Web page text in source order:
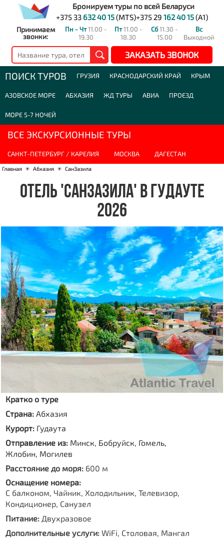
Бронируем туры по всей Беларуси
+375 33 632 40 15(MTS)+375 29 162 40 15(A1)
Принимаем
звонки:
Пн - Чт11.00 -
19.30
Пт11.00 -
18.30
Сб11.30 -
15.00
Вс
Выходной
ЗАКАЗАТЬ ЗВОНОК
ПОИСК ТУРОВ ГРУЗИЯ КРАСНОДАРСКИЙ КРАЙ КРЫМ
АЗОВСКОЕ МОРЕ АБХАЗИЯ ЖД ТУРЫ АВИА ПРОЕЗД
МОРЕ 5-7 НОЧЕЙ
ВСЕ ЭКСКУРСИОННЫЕ ТУРЫ
САНКТ-ПЕТЕРБУРГ / КАРЕЛИЯ МОСКВА ДАГЕСТАН
Главная ☀ Абхазия ☀ СанЗазила
ОТЕЛЬ 'САНЗАЗИЛА' В ГУДАУТЕ
2026
Кратко о туре
Страна:Абхазия
Курорт: Гудаута
Отправление из: Минск, Бобруйск, Гомель,
Жлобин, Могилев
Расстояние до моря: 600 м
Оснащение номера:
С балконом, Чайник, Холодильник, Телевизор,
Кондиционер, Санузел
Питание: Двухразовое
Дополнительные услуги: WiFi, Столовая, Мангал